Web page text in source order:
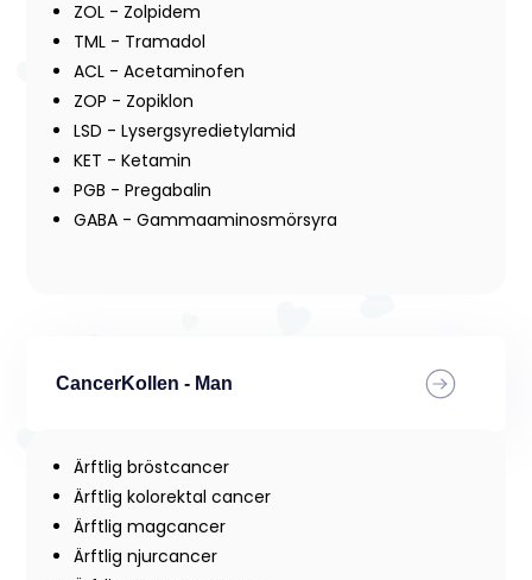
ZOL - Zolpidem
TML - Tramadol
ACL - Acetaminofen
ZOP - Zopiklon
LSD - Lysergsyredietylamid
KET - Ketamin
PGB - Pregabalin
GABA - Gammaaminosmörsyra
CancerKollen - Man
Ärftlig bröstcancer
Ärftlig kolorektal cancer
Ärftlig magcancer
Ärftlig njurcancer